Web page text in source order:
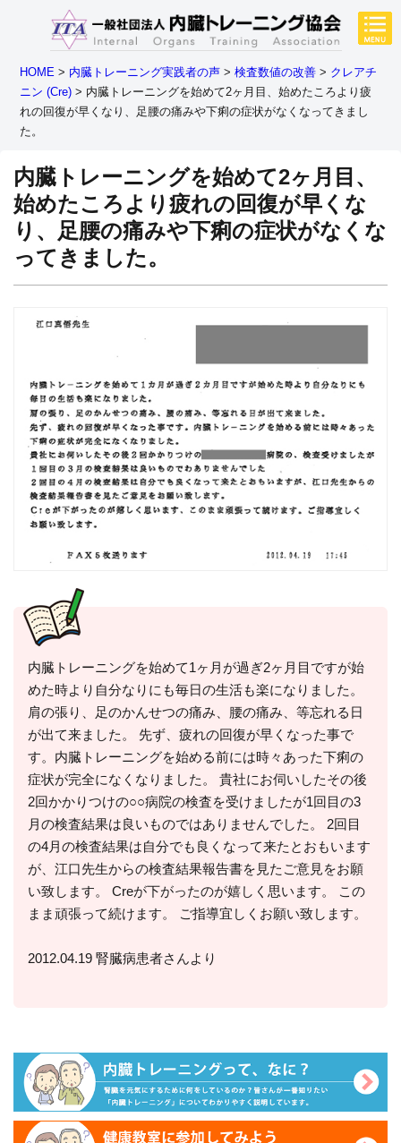
HOME > 内臓トレーニング実践者の声 >検査数値の改善 > クレアチ
ニン (Cre) > 内臓トレーニングを始めて2ヶ月目、始めたころより疲
れの回復が早くなり、足腰の痛みや下痢の症状がなくなってきまし
た。
内臓トレーニングを始めて2ヶ月目、
始めたころより疲れの回復が早くな
り、足腰の痛みや下痢の症状がなくな
ってきました。
内臓トレーニングを始めて1ヶ月が過ぎ2ヶ月目ですが始
めた時より自分なりにも毎日の生活も楽になりました。
肩の張り、足のかんせつの痛み、腰の痛み、等忘れる日
が出て来ました。 先ず、疲れの回復が早くなった事で
す。内臓トレーニングを始める前には時々あった下痢の
症状が完全になくなりました。 貴社にお伺いしたその後
2回かかりつけの○○病院の検査を受けましたが1回目の3
月の検査結果は良いものではありませんでした。 2回目
の4月の検査結果は自分でも良くなって来たとおもいます
が、江口先生からの検査結果報告書を見たご意見をお願
い致します。 Creが下がったのが嬉しく思います。 この
まま頑張って続けます。 ご指導宜しくお願い致します。
2012.04.19 腎臓病患者さんより